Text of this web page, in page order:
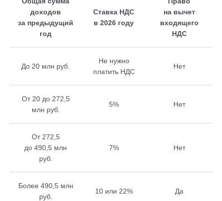
доходов
за предыдущий
год
Ставка НДС
в 2026 году
на вычет
входящего
НДС
До 20 млн руб.
Не нужно
платить НДС
Нет
От 20 до 272,5
млн руб.
5% Нет
От 272,5
до 490,5 млн
руб.
7% Нет
Более 490,5 млн
руб.
10 или 22% Да